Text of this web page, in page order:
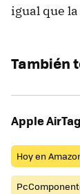
igual que
También
Apple AirTag
Hoy en